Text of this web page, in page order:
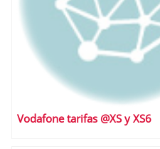
Vodafone tarifas @XS y XS6